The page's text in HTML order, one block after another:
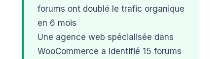
forums ont doublé le trafic organique
en 6 mois
Une agence web spécialisée dans
WooCommerce a identifié 15 forums